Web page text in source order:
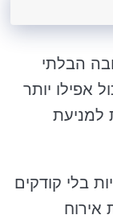
הבלתי
אפילו יותר
למניעת
בלי קודקים
אירוח